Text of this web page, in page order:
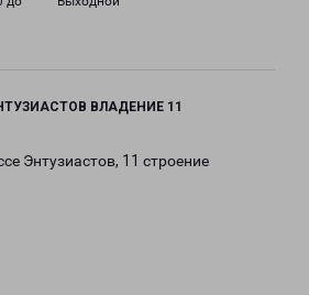
ВЛАДЕНИЕ 11
Энтузиастов, 11 строение